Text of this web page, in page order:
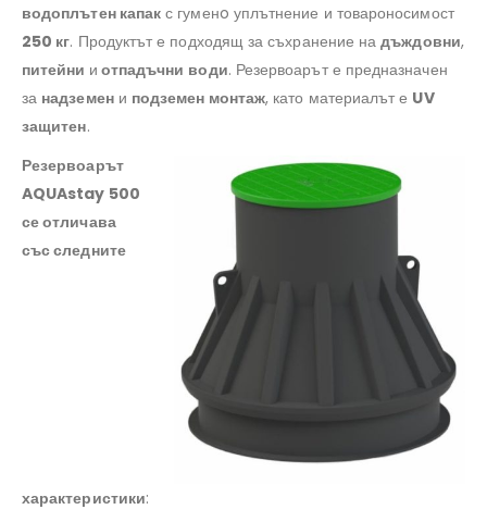
водоплътен капак с гуменo уплътнение и товароносимост
250 кг. Продуктът е подходящ за съхранение надъждовни,
питейни и отпадъчни води. Резервоарът е предназначен
за надземени подземен монтаж, като материалът е UV
защитен.
Резервоарът
AQUAstay 500
се отличава
със следните
характеристики: